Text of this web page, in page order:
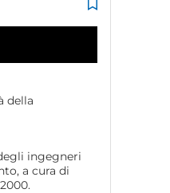
della
ingegneri
a cura di